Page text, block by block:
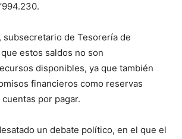
subsecretario de Tesorería de
estos saldos no son
disponibles, ya que también
financieros como reservas
por pagar.
un debate político, en el que el